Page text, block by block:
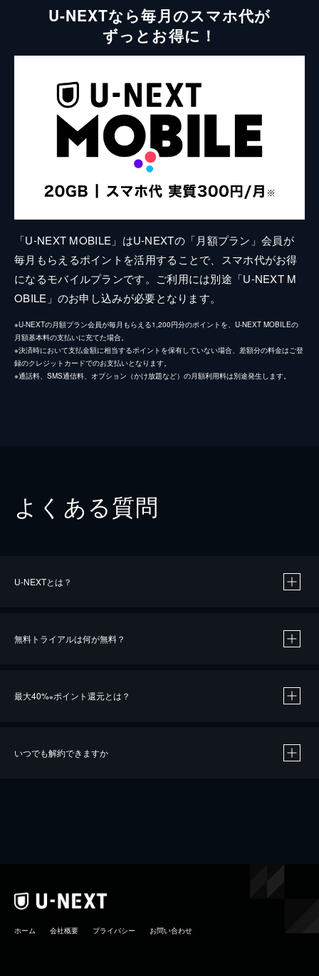
U-NEXTなら毎月のスマホ代が
ずっとお得に！
「U-NEXT MOBILE」はU-NEXTの「月額プラン」会員が
毎月もらえるポイントを活用することで、スマホ代がお得
になるモバイルプランです。ご利用には別途「U-NEXT M
OBILE」のお申し込みが必要となります。
※U-NEXTの月額プラン会員が毎月もらえる1,200円分のポイントを、U-NEXT MOBILEの
月額基本料の支払いに充てた場合。
※決済時において支払金額に相当するポイントを保有していない場合、差額分の料金はご登
録のクレジットカードでのお支払いとなります。
※通話料、SMS通信料、オプション（かけ放題など）の月額利用料は別途発生します。
よくある質問
U-NEXTとは？
無料トライアルは何が無料？
最大40%※ポイント還元とは？
いつでも解約できますか
ホーム 会社概要 プライバシー お問い合わせ